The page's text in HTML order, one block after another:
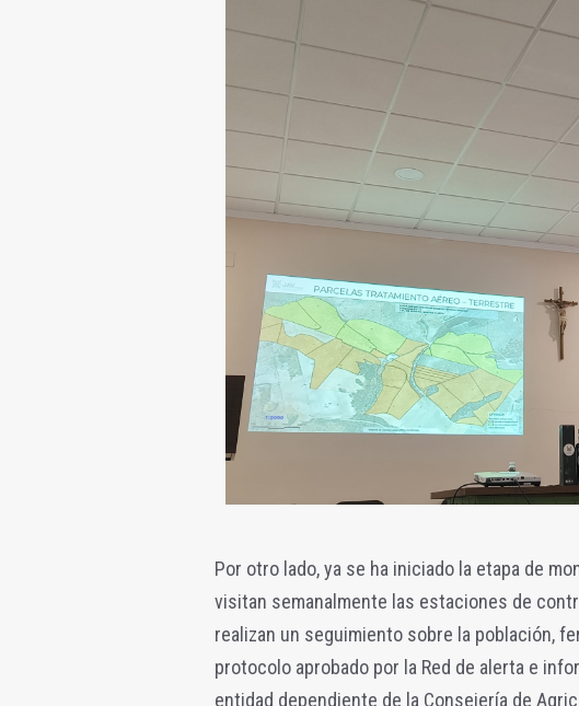
Por otro lado, ya se ha iniciado la etapa de
visitan semanalmente las estaciones de
realizan un seguimiento sobre la población,
protocolo aprobado por la Red de alerta e
entidad dependiente de la Consejería de